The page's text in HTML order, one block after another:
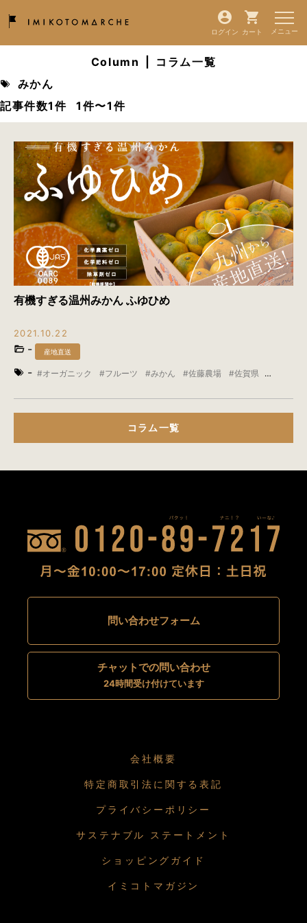
ログイン カート
Column
コラム一覧
みかん
記事件数1件
1件〜1件
有機すぎる温州みかん ふゆひめ
2021.10.22
- 産地直送
- オーガニック フルーツ みかん 佐藤農場
佐賀県
コラム一覧
会社概要
特定商取引法に関する表記
プライバシーポリシー
サステナブル ステートメント
ショッピングガイド
イミコトマガジン
問い合わせフォーム
チャットでの問い合わせ
24時間受け付けています